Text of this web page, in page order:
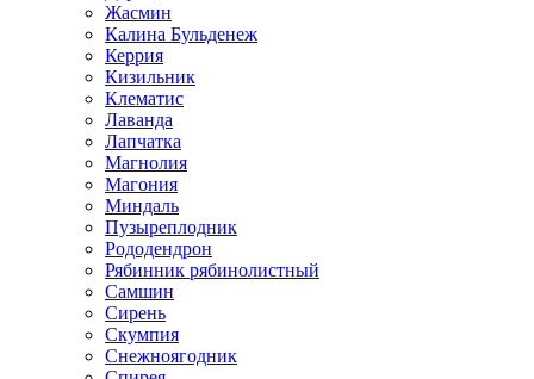
Жасмин
Калина Бульденеж
Керрия
Кизильник
Клематис
Лаванда
Лапчатка
Магнолия
Магония
Миндаль
Пузыреплодник
Рододендрон
Рябинник рябинолистный
Самшин
Сирень
Скумпия
Снежноягодник